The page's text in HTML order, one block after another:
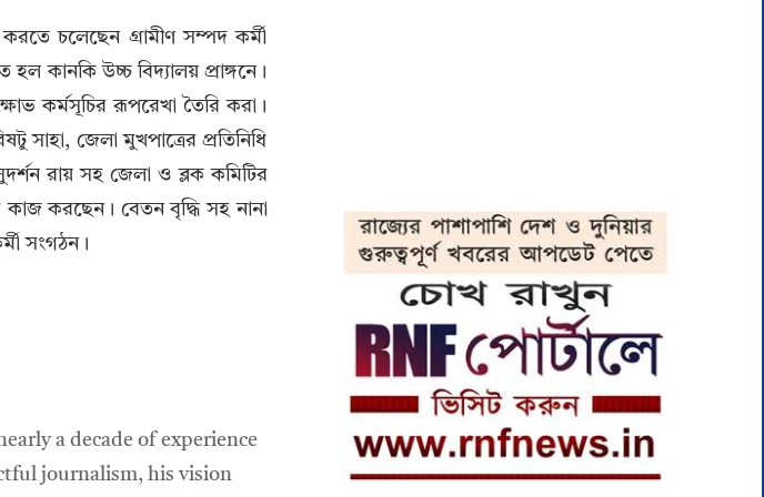
চলেছেন গ্রামীণ সম্পদ কর্মী
কানকি উচ্চ বিদ্যালয় প্রাঙ্গনে।
কর্মসূচির রূপরেখা তৈরি করা।
জেলা মুখপাত্রের প্রতিনিধি
রায় সহ জেলা ও ব্লক কমিটির
কাজ করছেন। বেতন বৃদ্ধি সহ নানা
সংগঠন।
a decade of experience
journalism, his vision